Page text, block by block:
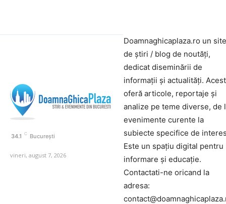
34.1 C București
vineri, august 7, 2026
Doamnaghicaplaza.ro un site
de știri / blog de noutăți,
dedicat diseminării de
informații și actualități.
oferă articole, reportaje și
analize pe teme diverse, de
evenimente curente la
subiecte specifice de
Este un spațiu digital pentru
informare și educație.
Contactati-ne oricand la
adresa: